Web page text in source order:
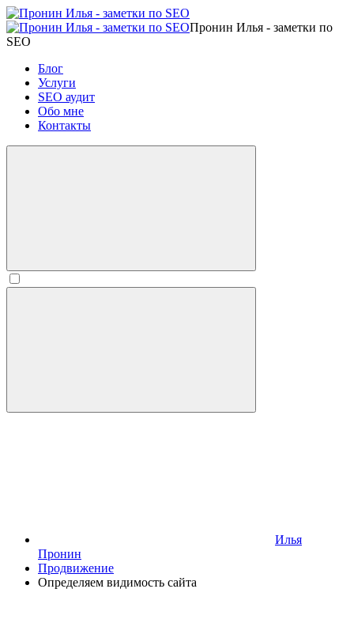
Пронин Илья - заметки по
SEO
Блог
Услуги
SEO аудит
Обо мне
Контакты
Илья
Пронин
Продвижение
Определяем видимость сайта